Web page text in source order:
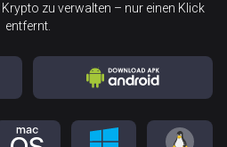
zu verwalten – nur einen Klick
entfernt.